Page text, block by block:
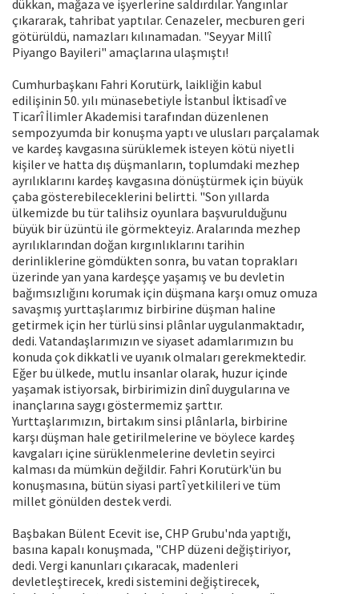
dükkan, mağaza ve işyerlerine saldırdılar. Yangınlar
çıkararak, tahribat yaptılar. Cenazeler, mecburen geri
götürüldü, namazları kılınamadan. "Seyyar Millî
Piyango Bayileri" amaçlarına ulaşmıştı!
Cumhurbaşkanı Fahri Korutürk, laikliğin kabul
edilişinin 50. yılı münasebetiyle İstanbul İktisadî ve
Ticarî İlimler Akademisi tarafından düzenlenen
sempozyumda bir konuşma yaptı ve ulusları parçalamak
ve kardeş kavgasına sürüklemek isteyen kötü niyetli
kişiler ve hatta dış düşmanların, toplumdaki mezhep
ayrılıklarını kardeş kavgasına dönüştürmek için büyük
çaba gösterebileceklerini belirtti. "Son yıllarda
ülkemizde bu tür talihsiz oyunlara başvurulduğunu
büyük bir üzüntü ile görmekteyiz. Aralarında mezhep
ayrılıklarından doğan kırgınlıklarını tarihin
derinliklerine gömdükten sonra, bu vatan toprakları
üzerinde yan yana kardeşçe yaşamış ve bu devletin
bağımsızlığını korumak için düşmana karşı omuz omuza
savaşmış yurttaşlarımız birbirine düşman haline
getirmek için her türlü sinsi plânlar uygulanmaktadır,
dedi. Vatandaşlarımızın ve siyaset adamlarımızın bu
konuda çok dikkatli ve uyanık olmaları gerekmektedir.
Eğer bu ülkede, mutlu insanlar olarak, huzur içinde
yaşamak istiyorsak, birbirimizin dinî duygularına ve
inançlarına saygı göstermemiz şarttır.
Yurttaşlarımızın, birtakım sinsi plânlarla, birbirine
karşı düşman hale getirilmelerine ve böylece kardeş
kavgaları içine sürüklenmelerine devletin seyirci
kalması da mümkün değildir. Fahri Korutürk'ün bu
konuşmasına, bütün siyasi partî yetkilileri ve tüm
millet gönülden destek verdi.
Başbakan Bülent Ecevit ise, CHP Grubu'nda yaptığı,
basına kapalı konuşmada, "CHP düzeni değiştiriyor,
dedi. Vergi kanunları çıkaracak, madenleri
devletleştirecek, kredi sistemini değiştirecek,